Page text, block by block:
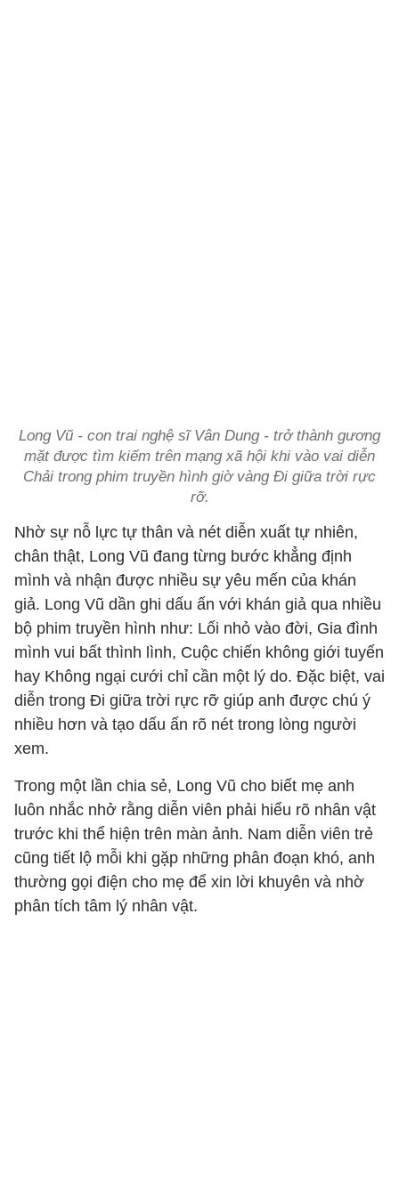
Long Vũ - con trai nghệ sĩ Vân Dung - trở thành gương
mặt được tìm kiếm trên mạng xã hội khi vào vai diễn
Chải trong phim truyền hình giờ vàng Đi giữa trời rực
rỡ.
Nhờ sự nỗ lực tự thân và nét diễn xuất tự nhiên,
chân thật, Long Vũ đang từng bước khẳng định
mình và nhận được nhiều sự yêu mến của khán
giả. Long Vũ dần ghi dấu ấn với khán giả qua nhiều
bộ phim truyền hình như: Lối nhỏ vào đời, Gia đình
mình vui bất thình lình, Cuộc chiến không giới tuyến
hay Không ngại cưới chỉ cần một lý do. Đặc biệt, vai
diễn trong Đi giữa trời rực rỡ giúp anh được chú ý
nhiều hơn và tạo dấu ấn rõ nét trong lòng người
xem.
Trong một lần chia sẻ, Long Vũ cho biết mẹ anh
luôn nhắc nhở rằng diễn viên phải hiểu rõ nhân vật
trước khi thể hiện trên màn ảnh. Nam diễn viên trẻ
cũng tiết lộ mỗi khi gặp những phân đoạn khó, anh
thường gọi điện cho mẹ để xin lời khuyên và nhờ
phân tích tâm lý nhân vật.